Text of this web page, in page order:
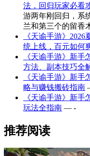
法，回归玩家必看
游两年刚回归，系
兰和第三个的留香
《天谕手游》
统上线，百元如何
《天谕手游》新
方法、副本技巧全
《天谕手游》新
略与赚钱搬砖指南
《天谕手游》新
玩法全指南 — -
推荐阅读